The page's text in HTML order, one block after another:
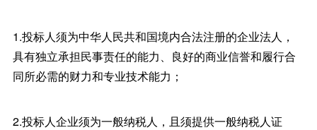
1.投标人须为中华人民共和国境内合法注册的企业法人，
具有独立承担民事责任的能力、良好的商业信誉和履行合
同所必需的财力和专业技术能力；
2.投标人企业须为一般纳税人，且须提供一般纳税人证